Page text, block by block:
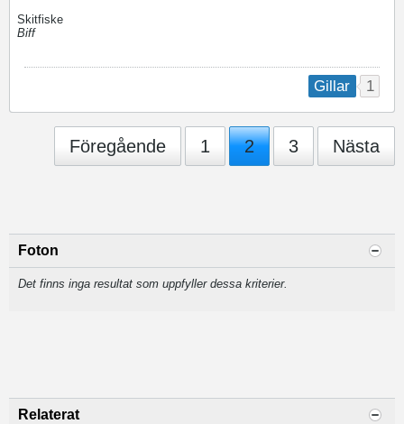
Skitfiske
Biff
Gillar 1
Föregående 1 2 3 Nästa
Foton
Det finns inga resultat som uppfyller dessa kriterier.
Relaterat